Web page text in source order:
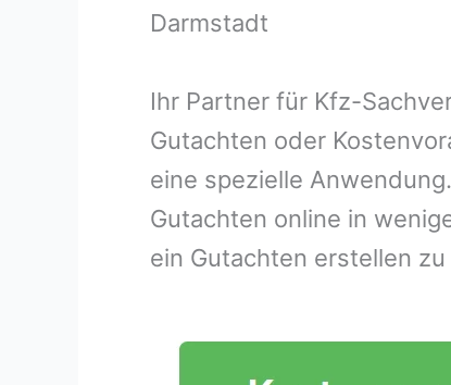
Darmstadt
Ihr Partner für Kfz-
Gutachten oder
eine spezielle
Gutachten online in
ein Gutachten erstellen zu